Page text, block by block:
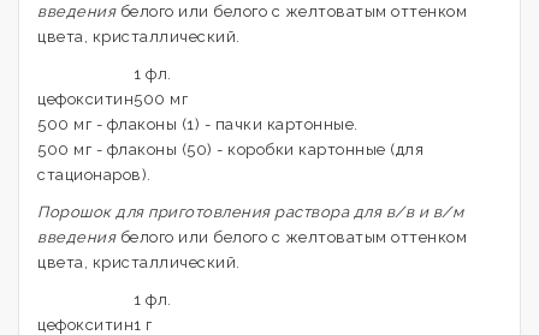
введениябелого или белого с желтоватым оттенком
цвета, кристаллический.
1 фл.
цефокситин500 мг
500 мг - флаконы (1) - пачки картонные.
500 мг - флаконы (50) - коробки картонные (для
стационаров).
Порошок для приготовления раствора для в/в и в/м
введениябелого или белого с желтоватым оттенком
цвета, кристаллический.
1 фл.
цефокситин1 г